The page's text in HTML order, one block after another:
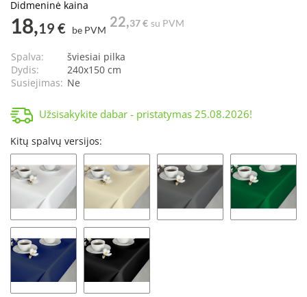
Didmeninė kaina
18,19 € be PVM
22,37 € su PVM
Spalva:
šviesiai pilka
Dydis:
240x150 cm
Susiejimas: Ne
Užsisakykite dabar - pristatymas 25.08.2026!
Kitų spalvų versijos: